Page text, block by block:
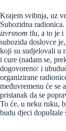
Krajem svibnja, uz
Suhozidna
izvrsnom tlu, a to je i
suhozida doslovce
koji su sudjelovali u
i cure (nadam se,
dogovoreno: i
organizirane
međuvremenu će se
pristanak da se
To će, u neku ruku,
budu djeci dopuštale